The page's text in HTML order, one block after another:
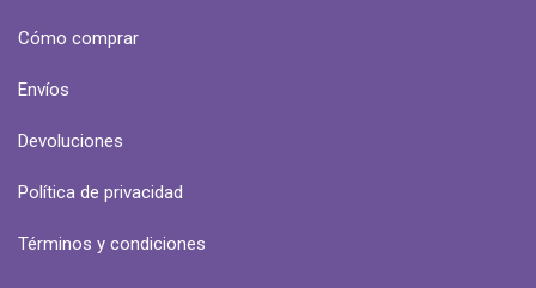
Cómo comprar
Envíos
Devoluciones
Política de privacidad
Términos y condiciones